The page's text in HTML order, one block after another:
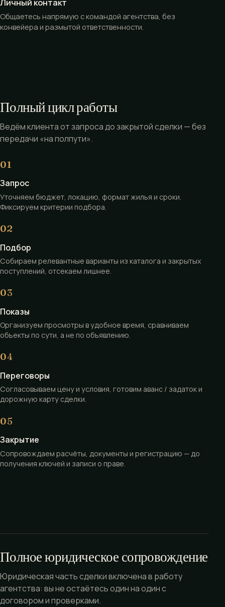
Личный контакт
Общаетесь напрямую с командой агентства, без
конвейера и размытой ответственности.
Полный цикл работы
Ведём клиента от запроса до закрытой сделки — без
передачи «на полпути».
Запрос
Уточняем бюджет, локацию, формат жилья и сроки.
Фиксируем критерии подбора.
Подбор
Собираем релевантные варианты из каталога и закрытых
поступлений, отсекаем лишнее.
Показы
Организуем просмотры в удобное время, сравниваем
объекты по сути, а не по объявлению.
Переговоры
Согласовываем цену и условия, готовим аванс / задаток и
дорожную карту сделки.
Закрытие
Сопровождаем расчёты, документы и регистрацию — до
получения ключей и записи о праве.
Полное юридическое сопровождение
Юридическая часть сделки включена в работу
агентства: вы не остаётесь один на один с
договором и проверками.